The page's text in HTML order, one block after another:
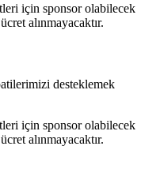
için sponsor olabilecek
alınmayacaktır.
desteklemek
için sponsor olabilecek
alınmayacaktır.